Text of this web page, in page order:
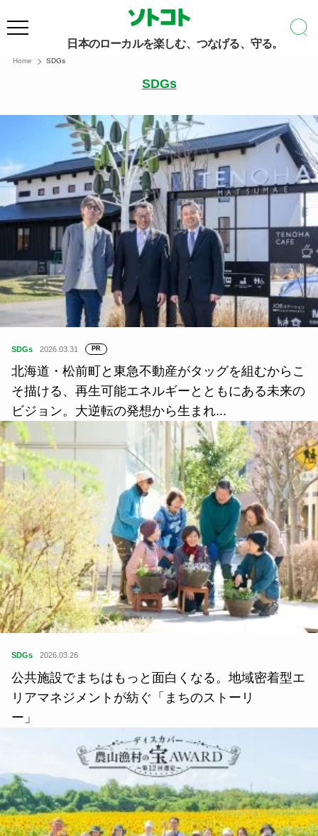
日本のローカルを楽しむ、つなげる、守る。
Home SDGs
SDGs
SDGs 2026.03.31 PR
北海道・松前町と東急不動産がタッグを組むからこ
そ描ける、再生可能エネルギーとともにある未来の
ビジョン。大逆転の発想から生まれ...
SDGs 2026.03.26
公共施設でまちはもっと面白くなる。地域密着型エ
リアマネジメントが紡ぐ「まちのストーリ
ー」